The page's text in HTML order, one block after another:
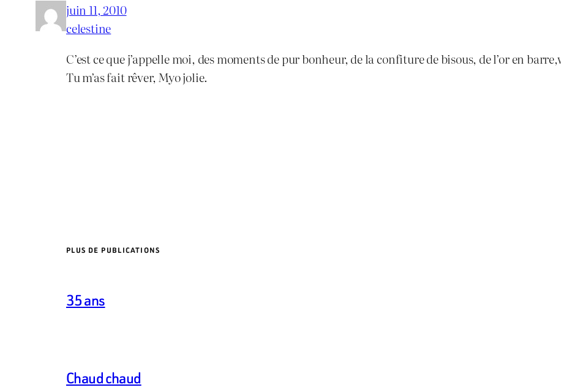
juin 11, 2010
celestine
C’est ce que j’appelle moi, des moments de pur bonheur, de la confiture de bisous, de l’or en
Tu m’as fait rêver, Myo jolie.
PLUS DE PUBLICATIONS
35 ans
Chaud chaud